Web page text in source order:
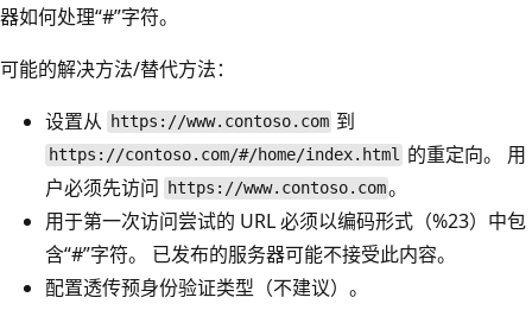
器如何处理“#”字符。
可能的解决方法/替代方法：
设置从
https://www.contoso.com 到
https://contoso.com/#/home/index.html 的重定向。 用
户必须先访问
https://www.contoso.com。
用于第一次访问尝试的 URL 必须以编码形式（%23）中包
含“#”字符。 已发布的服务器可能不接受此内容。
配置透传预身份验证类型（不建议）。